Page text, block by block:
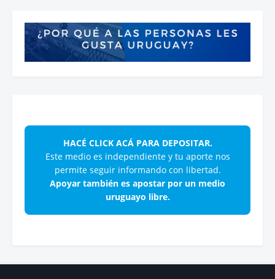
HACÉ CLICK ACÁ PARA DEPOSITAR.
Este medio es independiente y tu aporte nos
permite seguir informando con libertad.
Apoyar también es apostar por un medio
uruguayo libre.